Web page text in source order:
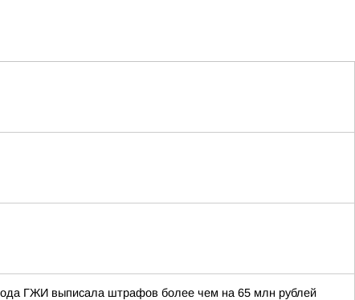
ГЖИ выписала штрафов более чем на 65 млн рублей